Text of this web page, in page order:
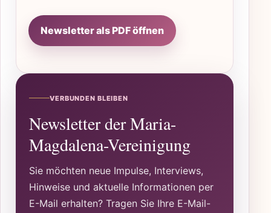
Newsletter als PDF öffnen
VERBUNDEN BLEIBEN
Newsletter der Maria-
Magdalena-Vereinigung
Sie möchten neue Impulse, Interviews,
Hinweise und aktuelle Informationen per
E-Mail erhalten? Tragen Sie Ihre E-Mail-